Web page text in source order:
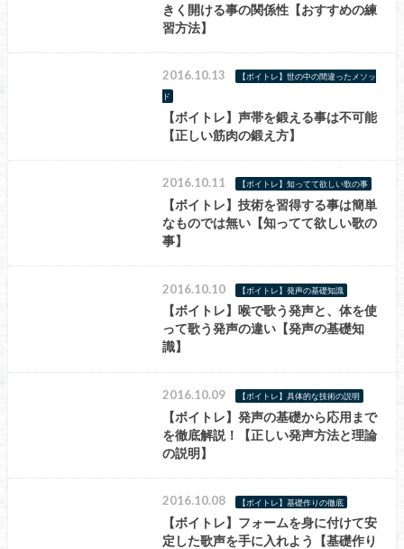
きく開ける事の関係性【おすすめの練
習方法】
2016.10.13
【ボイトレ】世の中の間違ったメソッ
ド
【ボイトレ】声帯を鍛える事は不可能
【正しい筋肉の鍛え方】
2016.10.11 【ボイトレ】知ってて欲しい歌の事
【ボイトレ】技術を習得する事は簡単
なものでは無い【知ってて欲しい歌の
事】
2016.10.10 【ボイトレ】発声の基礎知識
【ボイトレ】喉で歌う発声と、体を使
って歌う発声の違い【発声の基礎知
識】
2016.10.09 【ボイトレ】具体的な技術の説明
【ボイトレ】発声の基礎から応用まで
を徹底解説！【正しい発声方法と理論
の説明】
2016.10.08 【ボイトレ】基礎作りの徹底
【ボイトレ】フォームを身に付けて安
定した歌声を手に入れよう【基礎作り